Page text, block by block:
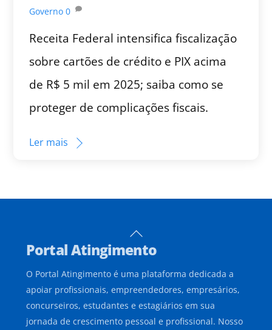
Governo 0
Receita Federal intensifica fiscalização
sobre cartões de crédito e PIX acima
de R$ 5 mil em 2025; saiba como se
proteger de complicações fiscais.
Ler mais
Back
To
Portal Atingimento
O Portal Atingimento é uma plataforma dedicada a
apoiar profissionais, empreendedores, empresários,
concurseiros, estudantes e estagiários em sua
jornada de crescimento pessoal e profissional. Nosso